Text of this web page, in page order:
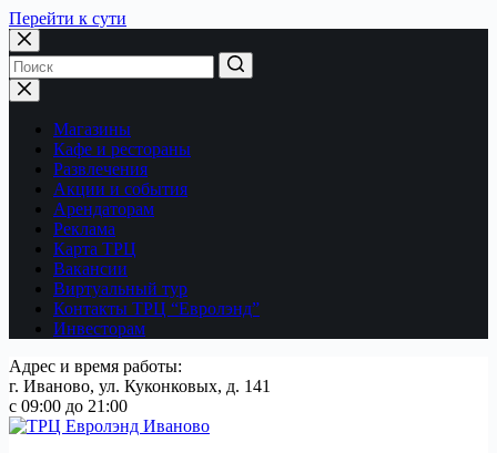
Перейти к сути
Магазины
Кафе и рестораны
Развлечения
Акции и события
Арендаторам
Реклама
Карта ТРЦ
Вакансии
Виртуальный тур
Контакты ТРЦ “Евролэнд”
Инвесторам
Адрес и время работы:
г. Иваново, ул. Куконковых, д. 141
с 09:00 до 21:00